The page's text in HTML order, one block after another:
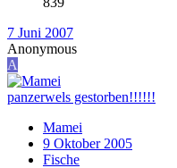
7 Juni 2007
Anonymous
A
panzerwels gestorben!!!!!!
Mamei
9 Oktober 2005
Fische